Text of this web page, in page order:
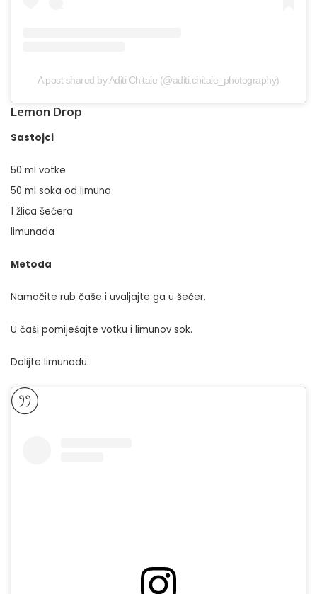
A post shared by Aditi Chitale (@aditi.chitale_photography)
Lemon Drop
Sastojci
50 ml votke
50 ml soka od limuna
1 žlica šećera
limunada
Metoda
Namočite rub čaše i uvaljajte ga u šećer.
U čaši pomiješajte votku i limunov sok.
Dolijte limunadu.